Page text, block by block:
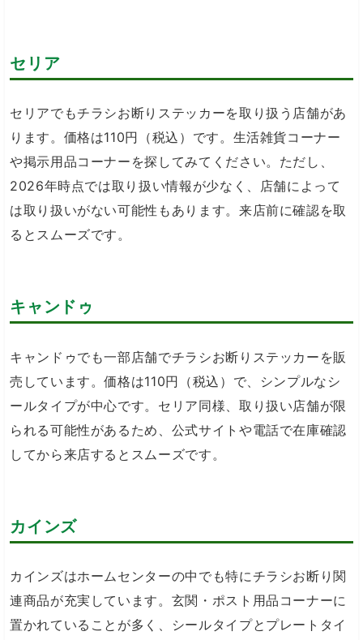
セリア
セリアでもチラシお断りステッカーを取り扱う店舗があ
ります。価格は110円（税込）です。生活雑貨コーナー
や掲示用品コーナーを探してみてください。ただし、
2026年時点では取り扱い情報が少なく、店舗によって
は取り扱いがない可能性もあります。来店前に確認を取
るとスムーズです。
キャンドゥ
キャンドゥでも一部店舗でチラシお断りステッカーを販
売しています。価格は110円（税込）で、シンプルなシ
ールタイプが中心です。セリア同様、取り扱い店舗が限
られる可能性があるため、公式サイトや電話で在庫確認
してから来店するとスムーズです。
カインズ
カインズはホームセンターの中でも特にチラシお断り関
連商品が充実しています。玄関・ポスト用品コーナーに
置かれていることが多く、シールタイプとプレートタイ